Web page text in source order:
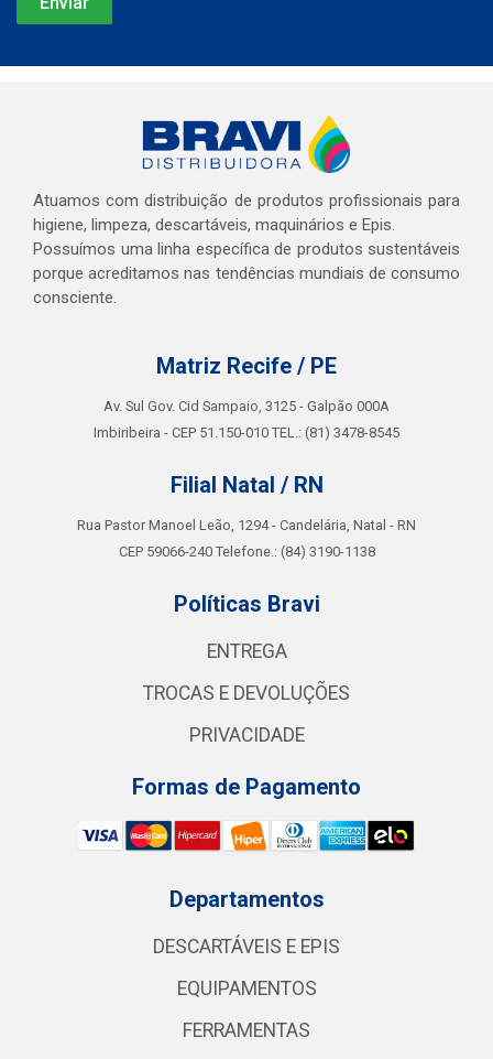
Atuamos com distribuição de produtos profissionais para
higiene, limpeza, descartáveis, maquinários e Epis.
Possuímos uma linha específica de produtos sustentáveis
porque acreditamos nas tendências mundiais de consumo
consciente.
Matriz Recife / PE
Av. Sul Gov. Cid Sampaio, 3125 - Galpão 000A
Imbiribeira - CEP 51.150-010 TEL.: (81) 3478-8545
Filial Natal / RN
Rua Pastor Manoel Leão, 1294 - Candelária, Natal - RN
CEP 59066-240 Telefone.: (84) 3190-1138
Políticas Bravi
ENTREGA
TROCAS E DEVOLUÇÕES
PRIVACIDADE
Formas de Pagamento
Departamentos
DESCARTÁVEIS E EPIS
EQUIPAMENTOS
FERRAMENTAS